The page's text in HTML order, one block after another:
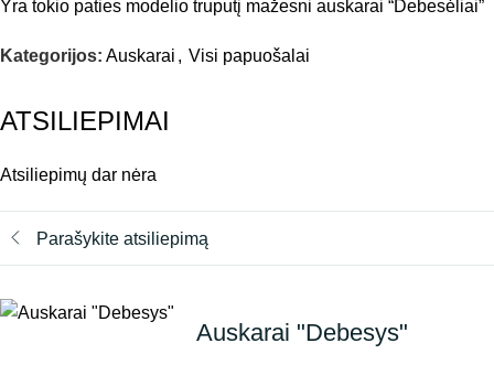
Yra tokio paties modelio truputį mažesni auskarai “Debesėliai”
Kategorijos: Auskarai , Visi papuošalai
ATSILIEPIMAI
Atsiliepimų dar nėra
Parašykite atsiliepimą
Auskarai "Debesys"